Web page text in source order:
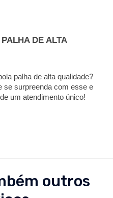
DE ALTA
palha de alta qualidade?
se surpreenda com esse e
um atendimento único!
outros